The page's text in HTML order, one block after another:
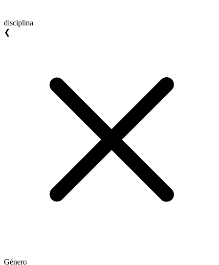
disciplina
❮
Género